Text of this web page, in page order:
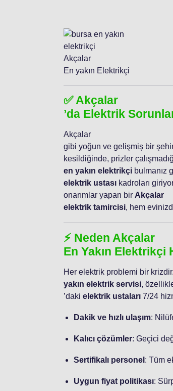
Akçalar
En yakın Elektrikçi
✅ Akçalar
’da Elektrik
Akçalar
gibi yoğun ve gelişmiş bir
kesildiğinde, prizler
en yakın elektrikçi bulmanız
elektrik ustası kadroları
onarımlar yapan bir Akçalar
elektrik tamircisi, hem
⚡ Neden Akçalar
En Yakın Elektrikçi
Her elektrik problemi bir
yakın elektrik servisi,
’daki elektrik ustaları 7/24
Dakik ve hızlı ulaşım:
Kalıcı çözümler: Geçici
Sertifikalı personel : Tüm
Uygun fiyat politikası: